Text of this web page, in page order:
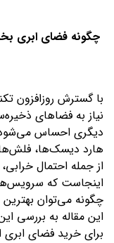
چگونه فضای ابری
با گسترش روزافزون
نیاز به فضاهای
دیگری احساس می‌شود.
هارد دیسک‌ها،
از جمله احتمال
اینجاست که
چگونه می‌توان
این مقاله به بررسی
برای خرید فضای ابری